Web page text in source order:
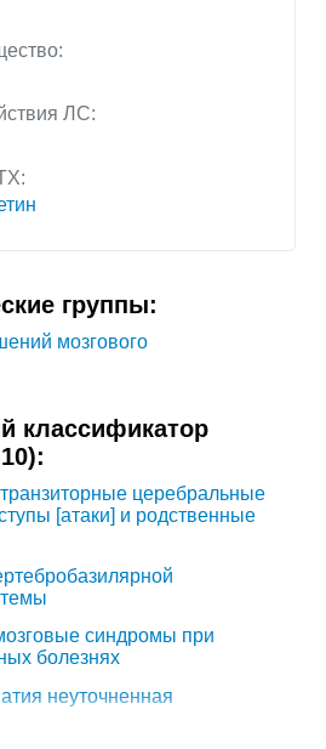
ЛС:
группы:
мозгового
классификатор
церебральные
[атаки] и родственные
синдромы при
болезнях
неуточненная